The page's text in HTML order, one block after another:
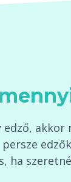
edző, akkor
ha